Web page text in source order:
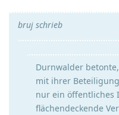
bruj schrieb
Durnwalder
mit ihrer
nur ein öffentliches
flächendeckende